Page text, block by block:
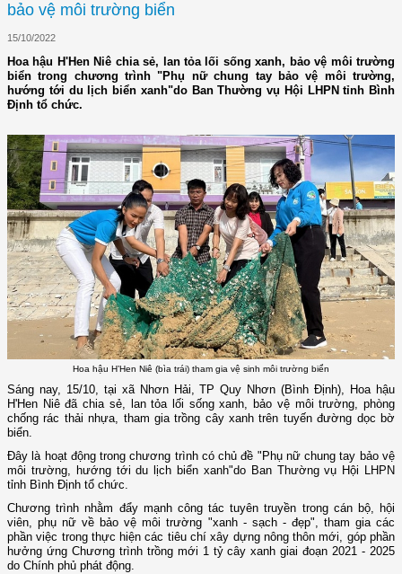
bảo vệ môi trường biển
15/10/2022
Hoa hậu H'Hen Niê chia sẻ, lan tỏa lối sống xanh, bảo vệ môi trường
biển trong chương trình "Phụ nữ chung tay bảo vệ môi trường,
hướng tới du lịch biển xanh"do Ban Thường vụ Hội LHPN tỉnh Bình
Định tổ chức.
Hoa hậu H’Hen Niê (bìa trái) tham gia vệ sinh môi trường biển
Sáng nay, 15/10, tại xã Nhơn Hải, TP Quy Nhơn (Bình Định), Hoa hậu
H'Hen Niê đã chia sẻ, lan tỏa lối sống xanh, bảo vệ môi trường, phòng
chống rác thải nhựa, tham gia trồng cây xanh trên tuyến đường dọc bờ
biển.
Đây là hoạt động trong chương trình có chủ đề "Phụ nữ chung tay bảo vệ
môi trường, hướng tới du lịch biển xanh"do Ban Thường vụ Hội LHPN
tỉnh Bình Định tổ chức.
Chương trình nhằm đẩy mạnh công tác tuyên truyền trong cán bộ, hội
viên, phụ nữ về bảo vệ môi trường "xanh - sạch - đẹp", tham gia các
phần việc trong thực hiện các tiêu chí xây dựng nông thôn mới, góp phần
hưởng ứng Chương trình trồng mới 1 tỷ cây xanh giai đoạn 2021 - 2025
do Chính phủ phát động.